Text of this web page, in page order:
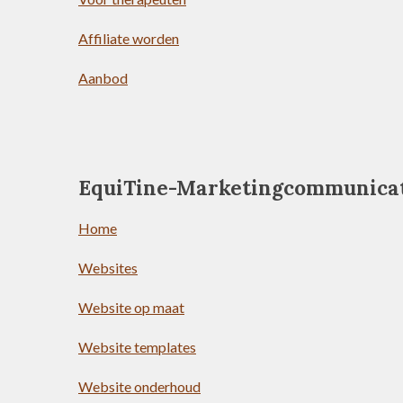
Affiliate worden
Aanbod
EquiTine-
Home
Websites
Website op maat
Website templates
Website onderhoud